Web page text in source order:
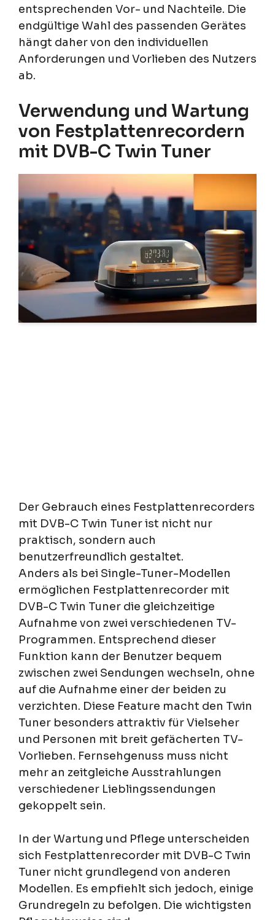
entsprechenden Vor- und Nachteile. Die
endgültige Wahl des passenden Gerätes
hängt daher von den individuellen
Anforderungen und Vorlieben des Nutzers
ab.
Verwendung und Wartung
von Festplattenrecordern
mit DVB-C Twin Tuner
Der Gebrauch eines Festplattenrecorders
mit DVB-C Twin Tuner ist nicht nur
praktisch, sondern auch
benutzerfreundlich gestaltet.
Anders als bei Single-Tuner-Modellen
ermöglichen Festplattenrecorder mit
DVB-C Twin Tuner die gleichzeitige
Aufnahme von zwei verschiedenen TV-
Programmen. Entsprechend dieser
Funktion kann der Benutzer bequem
zwischen zwei Sendungen wechseln, ohne
auf die Aufnahme einer der beiden zu
verzichten. Diese Feature macht den Twin
Tuner besonders attraktiv für Vielseher
und Personen mit breit gefächerten TV-
Vorlieben. Fernsehgenuss muss nicht
mehr an zeitgleiche Ausstrahlungen
verschiedener Lieblingssendungen
gekoppelt sein.
In der Wartung und Pflege unterscheiden
sich Festplattenrecorder mit DVB-C Twin
Tuner nicht grundlegend von anderen
Modellen. Es empfiehlt sich jedoch, einige
Grundregeln zu befolgen. Die wichtigsten